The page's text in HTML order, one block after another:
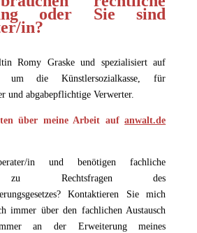
oder Sie sind
in?
Romy Graske und spezialisiert auf
um die Künstlersozialkasse, für
und abgabepflichtige Verwerter.
über meine Arbeit aufanwalt.de
in und benötigen fachliche
zu Rechtsfragen des
Kontaktieren Sie mich
immer über den fachlichen Austausch
an der Erweiterung meines